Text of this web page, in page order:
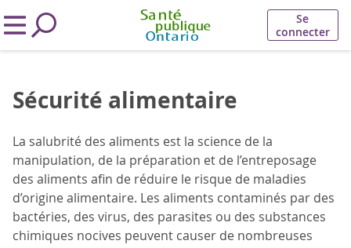
Se
connecter
Sécurité alimentaire
La salubrité des aliments est la science de la
manipulation, de la préparation et de l’entreposage
des aliments afin de réduire le risque de maladies
d’origine alimentaire. Les aliments contaminés par des
bactéries, des virus, des parasites ou des substances
chimiques nocives peuvent causer de nombreuses